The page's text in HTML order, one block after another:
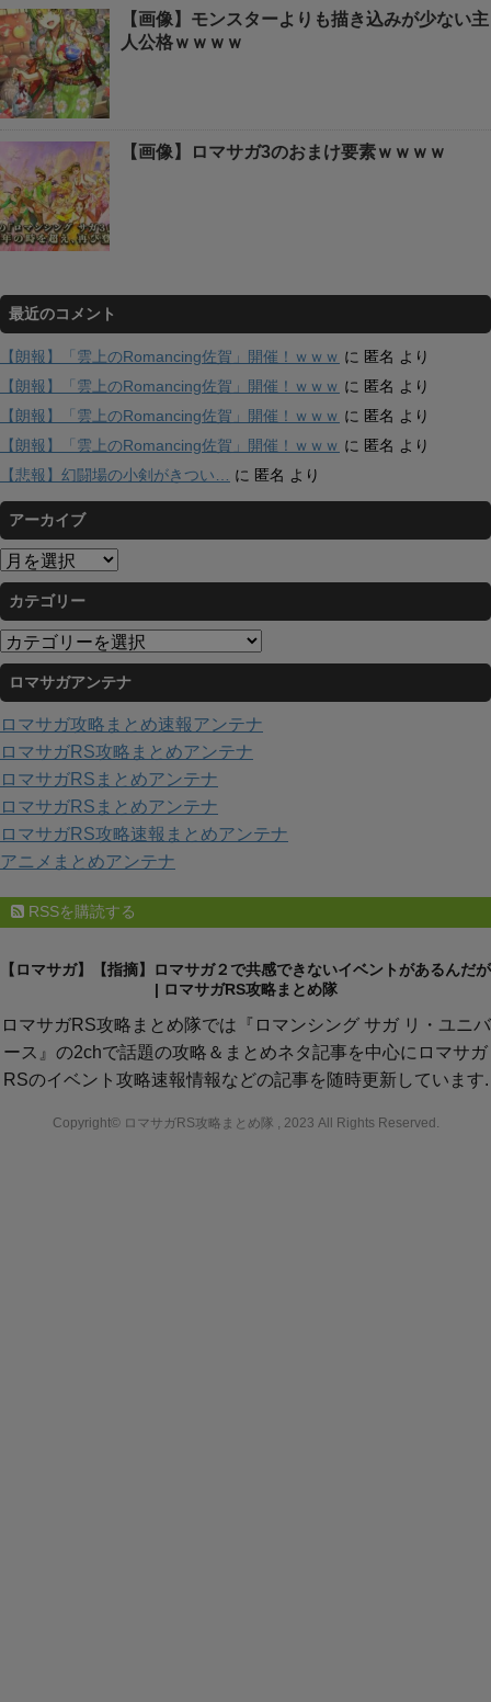
【画像】モンスターよりも描き込みが少ない主
人公格ｗｗｗｗ
【画像】ロマサガ3のおまけ要素ｗｗｗｗ
最近のコメント
【朗報】「雲上のRomancing佐賀」開催！ｗｗｗ に 匿名 より
【朗報】「雲上のRomancing佐賀」開催！ｗｗｗ に 匿名 より
【朗報】「雲上のRomancing佐賀」開催！ｗｗｗ に 匿名 より
【朗報】「雲上のRomancing佐賀」開催！ｗｗｗ に 匿名 より
【悲報】幻闘場の小剣がきつい…
に 匿名 より
アーカイブ
ア
ー
カ
イ
ブ
カテゴリー
カ
テ
ゴ
リ
ー
ロマサガアンテナ
ロマサガ攻略まとめ速報アンテナ
ロマサガRS攻略まとめアンテナ
ロマサガRSまとめアンテナ
ロマサガRSまとめアンテナ
ロマサガRS攻略速報まとめアンテナ
アニメまとめアンテナ
RSSを購読する
【ロマサガ】【指摘】ロマサガ２で共感できないイベントがあるんだが
| ロマサガRS攻略まとめ隊
ロマサガRS攻略まとめ隊では『ロマンシング サガ リ・ユニバ
ース』の2chで話題の攻略＆まとめネタ記事を中心にロマサガ
RSのイベント攻略速報情報などの記事を随時更新しています.
Copyright© ロマサガRS攻略まとめ隊 , 2023 All Rights Reserved.